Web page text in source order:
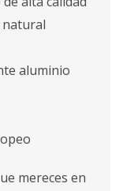
natural
aluminio
mereces en